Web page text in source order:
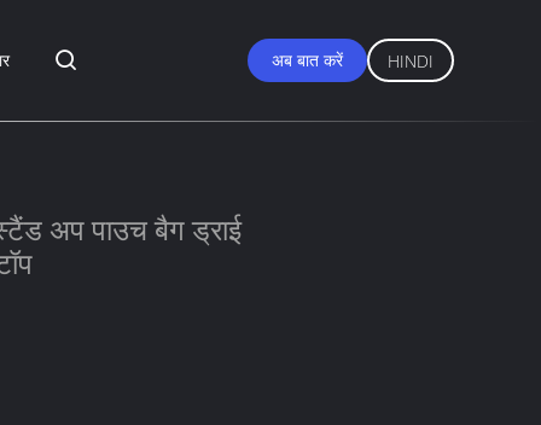
अब बात करें HINDI
अप पाउच बैग ड्राई